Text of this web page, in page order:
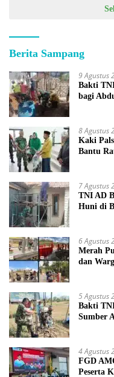
Berita Sampang
9 Agustus
Bakti
bagi
8 Agustus
Kaki
Bantu
7 Agustus
TNI AD
Huni di
6 Agustus
Merah
dan
5 Agustus
Bakti
Sumber
4 Agustus
FGD
Peserta